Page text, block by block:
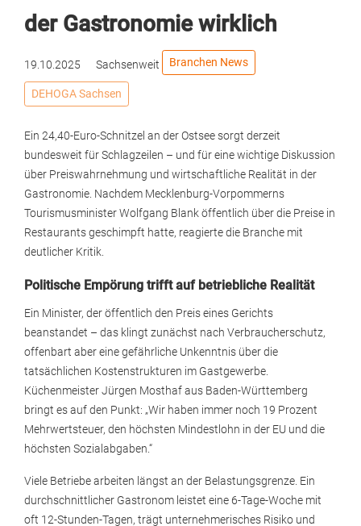
der Gastronomie wirklich
19.10.2025 Sachsenweit Branchen News
DEHOGA Sachsen
Ein 24,40-Euro-Schnitzel an der Ostsee sorgt derzeit
bundesweit für Schlagzeilen – und für eine wichtige Diskussion
über Preiswahrnehmung und wirtschaftliche Realität in der
Gastronomie. Nachdem Mecklenburg-Vorpommerns
Tourismusminister Wolfgang Blank öffentlich über die Preise in
Restaurants geschimpft hatte, reagierte die Branche mit
deutlicher Kritik.
Politische Empörung trifft auf betriebliche Realität
Ein Minister, der öffentlich den Preis eines Gerichts
beanstandet – das klingt zunächst nach Verbraucherschutz,
offenbart aber eine gefährliche Unkenntnis über die
tatsächlichen Kostenstrukturen im Gastgewerbe.
Küchenmeister Jürgen Mosthaf aus Baden-Württemberg
bringt es auf den Punkt: „Wir haben immer noch 19 Prozent
Mehrwertsteuer, den höchsten Mindestlohn in der EU und die
höchsten Sozialabgaben.“
Viele Betriebe arbeiten längst an der Belastungsgrenze. Ein
durchschnittlicher Gastronom leistet eine 6-Tage-Woche mit
oft 12-Stunden-Tagen, trägt unternehmerisches Risiko und